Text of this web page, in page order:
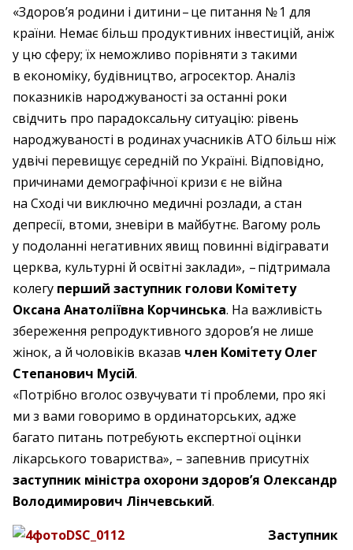
«Здоров’я родини і дитини – ​це питання № 1 для
країни. Немає більш продуктивних інвестицій, аніж
у цю сферу; їх неможливо порівняти з такими
в економіку, будівництво, агросектор. Аналіз
показників народжуваності за останні роки
свідчить про парадоксальну ситуацію: рівень
народжуваності в родинах учасників АТО більш ніж
удвічі перевищує середній по Україні. Відповідно,
причинами демографічної кризи є не війна
на Сході чи виключно медичні розлади, а стан
депресії, втоми, зневіри в майбутнє. Вагому роль
у подоланні негативних явищ повинні відігравати
церква, культурні й освітні заклади», – ​підтримала
колегу перший заступник голови Комітету
Оксана Анатоліївна Корчинська. На важливість
збереження репродуктивного здоров’я не лише
жінок, а й чоловіків вказав член Комітету Олег
Степанович Мусій.
«Потрібно вголос озвучувати ті проблеми, про які
ми з вами говоримо в ординаторських, адже
багато питань потребують експертної оцінки
лікарського товариства», – запевнив присутніх
заступник міністра охорони здоров’я Олександр
Володимирович Лінчевський.
Заступник